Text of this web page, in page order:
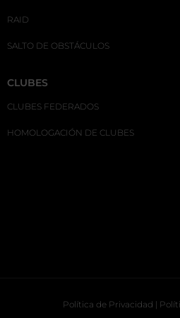
RAID
SALTO DE OBSTÁCULOS
CLUBES
CLUBES FEDERADOS
HOMOLOGACIÓN DE CLUBES
Política de Privacidad |